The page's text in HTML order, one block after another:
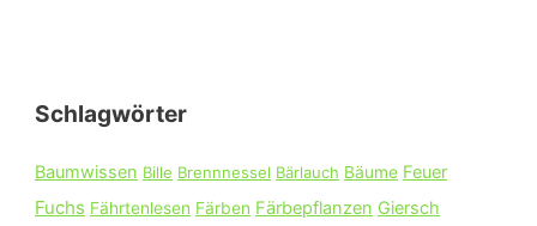
n
a
c
Schlagwörter
Baumwissen Bille Brennnessel Bärlauch Bäume Feuer
Fuchs Fährtenlesen Färben Färbepflanzen Giersch